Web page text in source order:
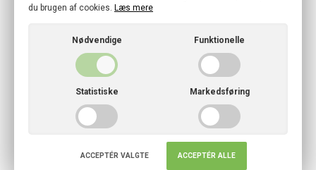
© 2026 · Thyregod Svømmeklub
Cookies- og privatlivspolitik
du brugen af cookies. Læs mere
Nødvendige Funktionelle
Statistiske Markedsføring
ACCEPTÉR VALGTE ACCEPTÉR ALLE